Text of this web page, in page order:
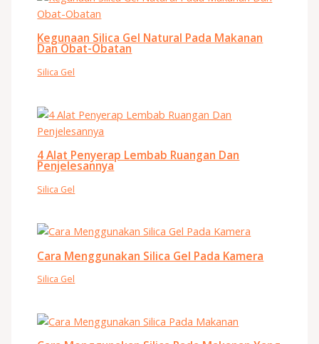
Kegunaan Silica Gel Natural Pada Makanan
Dan Obat-Obatan
Silica Gel
4 Alat Penyerap Lembab Ruangan Dan
Penjelesannya
Silica Gel
Cara Menggunakan Silica Gel Pada Kamera
Silica Gel